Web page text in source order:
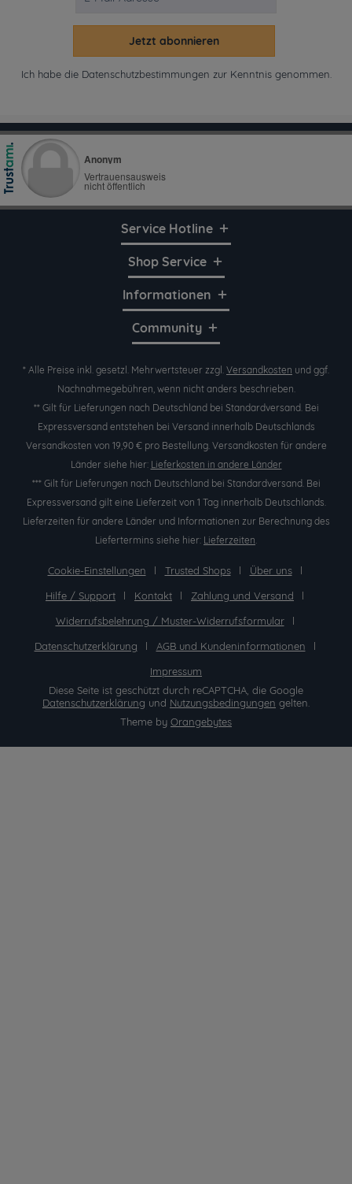
Jetzt abonnieren
Ich habe die Datenschutzbestimmungen zur Kenntnis genommen.
Service Hotline
Shop Service
Informationen
Community
* Alle Preise inkl. gesetzl. Mehrwertsteuer zzgl. Versandkosten und ggf.
Nachnahmegebühren, wenn nicht anders beschrieben.
** Gilt für Lieferungen nach Deutschland bei Standardversand. Bei
Expressversand entstehen bei Versand innerhalb Deutschlands
Versandkosten von 19,90 € pro Bestellung. Versandkosten für andere
Länder siehe hier: Lieferkosten in andere Länder
*** Gilt für Lieferungen nach Deutschland bei Standardversand. Bei
Expressversand gilt eine Lieferzeit von 1 Tag innerhalb Deutschlands.
Lieferzeiten für andere Länder und Informationen zur Berechnung des
Liefertermins siehe hier: Lieferzeiten.
Cookie-Einstellungen Trusted Shops
Über uns
Hilfe / Support
Kontakt
Zahlung und Versand
Widerrufsbelehrung / Muster-Widerrufsformular
Datenschutzerklärung
AGB und Kundeninformationen
Impressum
Diese Seite ist geschützt durch reCAPTCHA, die Google
Datenschutzerklärung und Nutzungsbedingungen gelten.
Theme by Orangebytes